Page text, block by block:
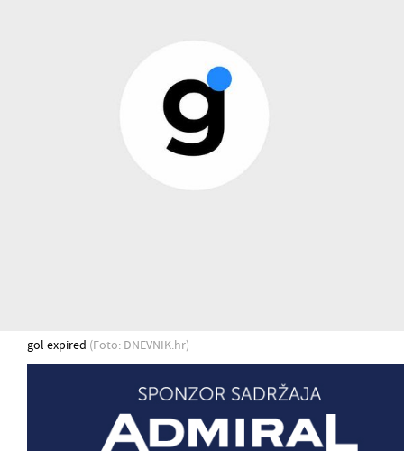
gol expired (Foto: DNEVNIK.hr)